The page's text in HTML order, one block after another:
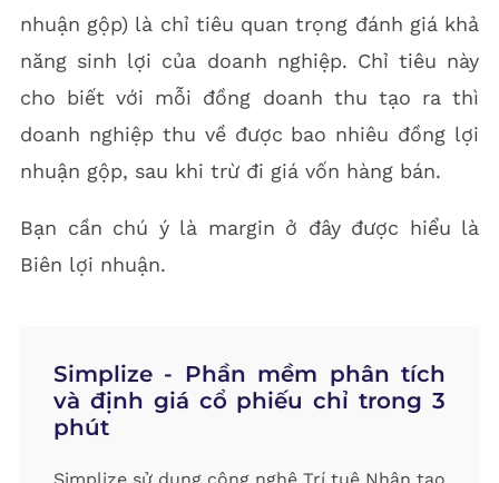
nhuận gộp) là chỉ tiêu quan trọng đánh giá khả
năng sinh lợi của doanh nghiệp. Chỉ tiêu này
cho biết với mỗi đồng doanh thu tạo ra thì
doanh nghiệp thu về được bao nhiêu đồng lợi
nhuận gộp, sau khi trừ đi giá vốn hàng bán.
Bạn cần chú ý là margin ở đây được hiểu là
Biên lợi nhuận.
Simplize - Phần mềm phân tích
và định giá cổ phiếu chỉ trong 3
phút